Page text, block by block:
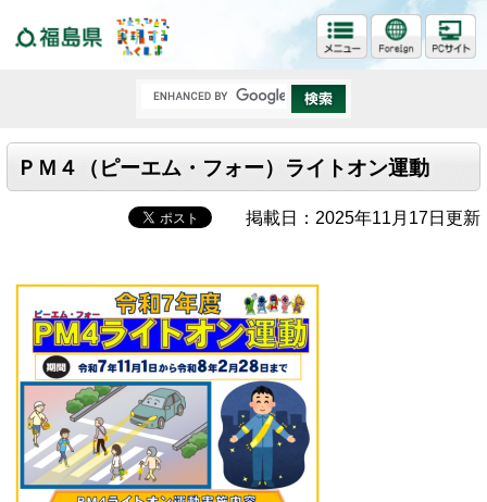
ＰＭ４（ピーエム・フォー）ライトオン運動
掲載日：2025年11月17日更新